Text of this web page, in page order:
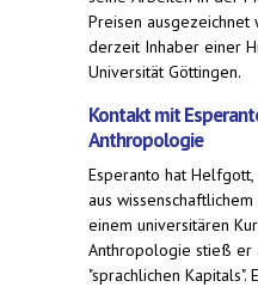
Preisen
derzeit Inhaber einer
Universität Göttingen.
Kontakt mit
Anthropologie
Esperanto hat
aus
einem universitären
Anthropologie stieß
"sprachlichen Kapitals".